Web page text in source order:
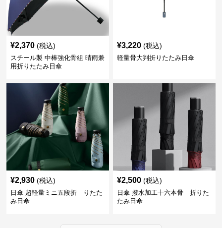
¥2,370 (税込)
スチール製 中棒強化骨組 晴雨兼
用折りたたみ日傘
¥3,220 (税込)
軽量骨大判折りたたみ日傘
¥2,930 (税込)
日傘 超軽量ミニ五段折 りたた
み日傘
¥2,500 (税込)
日傘 撥水加工十六本骨 折りた
たみ日傘